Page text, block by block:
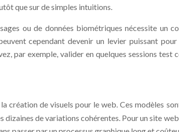
que sur de simples intuitions.
ou de données biométriques nécessite un
cependant devenir un levier puissant
par exemple, valider en quelques sessions test
création de visuels pour le web. Ces modèles
de variations cohérentes. Pour un site